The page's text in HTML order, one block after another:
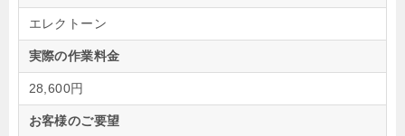
エレクトーン
実際の作業料金
28,600円
お客様のご要望